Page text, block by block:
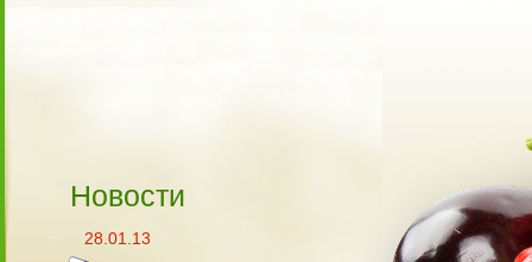
Новости
28.01.13